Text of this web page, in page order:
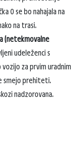
0 se bo nahajala na
na trasi.
(netekmovalne
udeleženci s
za prvim uradnim
smejo prehiteti.
nadzorovana.